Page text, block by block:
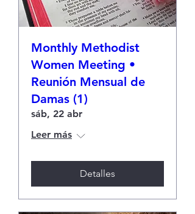
Monthly Methodist
Women Meeting •
Reunión Mensual de
Damas (1)
sáb, 22 abr
Leer más
Detalles